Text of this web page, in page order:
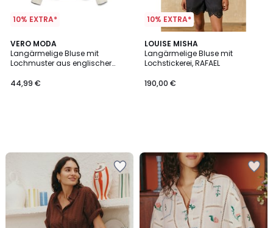
10% EXTRA*
VERO MODA
Langärmelige Bluse mit
Lochmuster aus englischer
44,99 €
10% EXTRA*
LOUISE MISHA
Langärmelige Bluse mit
Lochstickerei, RAFAEL
190,00 €